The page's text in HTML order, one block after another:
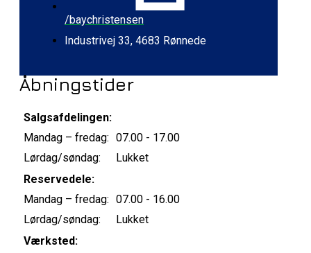
/baychristensen
Industrivej 33, 4683 Rønnede
Åbningstider
Salgsafdelingen:
Mandag – fredag: 07.00 - 17.00
Lørdag/søndag:
Lukket
Reservedele:
Mandag – fredag: 07.00 - 16.00
Lørdag/søndag:
Lukket
Værksted: